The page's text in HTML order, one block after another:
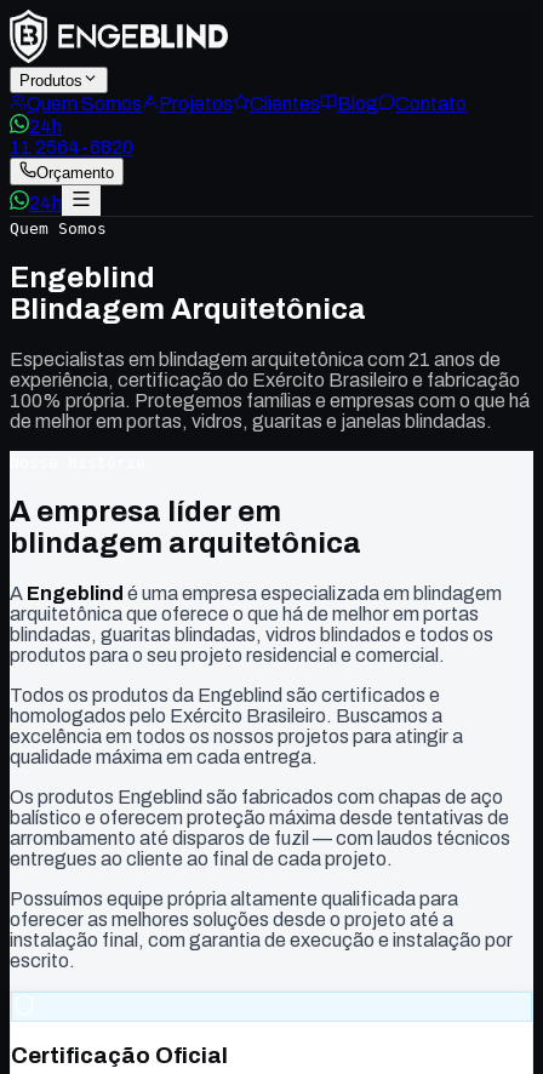
Produtos
Quem Somos Projetos Clientes Blog
Contato
24h
11 2564-6820
Orçamento
24h
Quem Somos
Engeblind
Blindagem Arquitetônica
Especialistas em blindagem arquitetônica com 21 anos de
experiência, certificação do Exército Brasileiro e fabricação
100% própria. Protegemos famílias e empresas com o que há
de melhor em portas, vidros, guaritas e janelas blindadas.
A empresa líder em
blindagem arquitetônica
A Engeblind é uma empresa especializada em blindagem
arquitetônica que oferece o que há de melhor em portas
blindadas, guaritas blindadas, vidros blindados e todos os
produtos para o seu projeto residencial e comercial.
Todos os produtos da Engeblind são certificados e
homologados pelo Exército Brasileiro. Buscamos a
excelência em todos os nossos projetos para atingir a
qualidade máxima em cada entrega.
Os produtos Engeblind são fabricados com chapas de aço
balístico e oferecem proteção máxima desde tentativas de
arrombamento até disparos de fuzil — com laudos técnicos
entregues ao cliente ao final de cada projeto.
Possuímos equipe própria altamente qualificada para
oferecer as melhores soluções desde o projeto até a
instalação final, com garantia de execução e instalação por
escrito.
Certificação Oficial